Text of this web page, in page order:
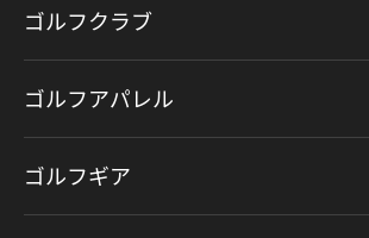
ゴルフクラブ
ゴルフアパレル
ゴルフギア